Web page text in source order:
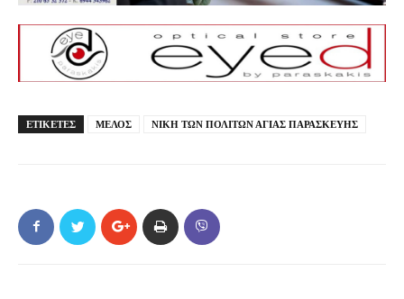
ΕΤΙΚΕΤΕΣ ΜΕΛΟΣ ΝΙΚΗ ΤΩΝ ΠΟΛΙΤΩΝ ΑΓΙΑΣ ΠΑΡΑΣΚΕΥΗΣ